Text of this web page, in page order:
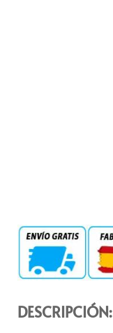
DESCRIPCIÓN: